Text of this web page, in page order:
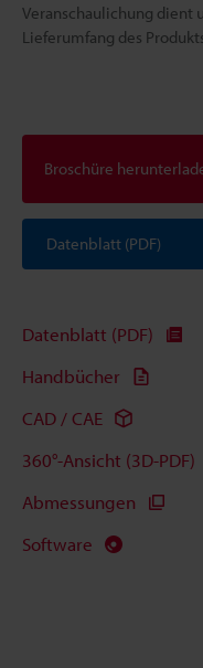
Veranschaulichung dient
Lieferumfang des
Broschüre
Datenblatt (PDF)
Datenblatt (PDF)
Handbücher
CAD / CAE
360°-Ansicht (3D-PDF)
Abmessungen
Software